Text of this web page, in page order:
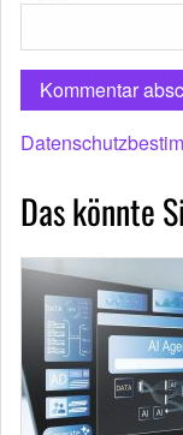
Das könnte